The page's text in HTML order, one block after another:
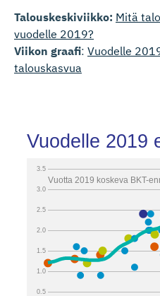
Talouskeskiviikko: Mitä
vuodelle 2019?
Viikon graafi: Vuodelle
talouskasvua